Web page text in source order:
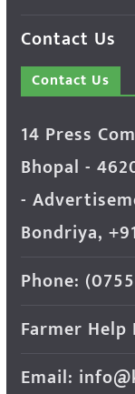
Contact Us
Contact Us
14 Press
Bhopal -
-
Bondriya,
Phone:
Farmer Help
Email: